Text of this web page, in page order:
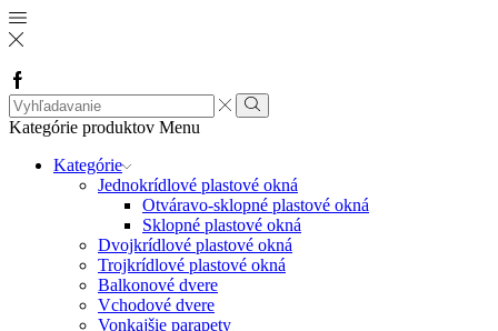
Facebook
Search
input
Vyhľadávanie
Kategórie produktov Menu
Kategórie
Jednokrídlové plastové okná
Otváravo-sklopné plastové okná
Sklopné plastové okná
Dvojkrídlové plastové okná
Trojkrídlové plastové okná
Balkonové dvere
Vchodové dvere
Vonkajšie parapety